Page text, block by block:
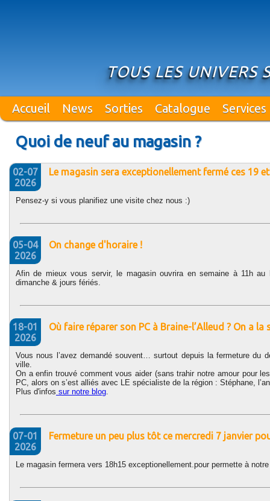
TOUS LES UNIVERS
Accueil News Sorties Catalogue Services
Quoi de neuf au magasin ?
02-07
2026
Le magasin sera exceptionellement fermé ces 19
Pensez-y si vous planifiez une visite chez nous :)
05-04
2026
On change d'horaire !
Afin de mieux vous servir, le magasin ouvrira en semaine à 11h
dimanche & jours fériés.
18-01
2026
Où faire réparer son PC à Braine-l’Alleud ? On a
Vous nous l’avez demandé souvent… surtout depuis la fermeture du
ville.
On a enfin trouvé comment vous aider (sans trahir notre amour pour
PC, alors on s’est alliés avec LE spécialiste de la région : Stéphane,
Plus d'infos sur notre blog.
07-01
2026
Fermeture un peu plus tôt ce mercredi 7 janvier
Le magasin fermera vers 18h15 exceptionellement.pour permette à